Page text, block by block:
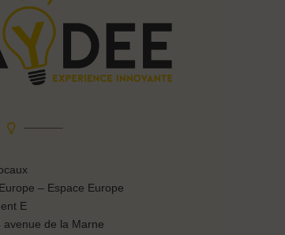
– Espace Europe
E
avenue de la Marne